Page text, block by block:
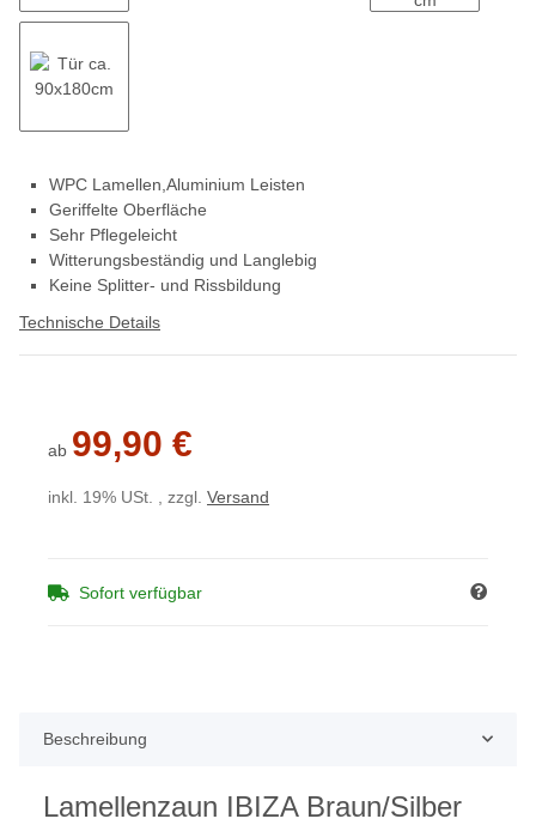
WPC Lamellen,Aluminium Leisten
Geriffelte Oberfläche
Sehr Pflegeleicht
Witterungsbeständig und Langlebig
Keine Splitter- und Rissbildung
Technische Details
ab 99,90 €
inkl. 19% USt. , zzgl. Versand
Sofort verfügbar
Beschreibung
Lamellenzaun IBIZA Braun/Silber